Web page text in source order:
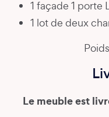
1 façade 1 porte
1 lot de deux
Le meuble est